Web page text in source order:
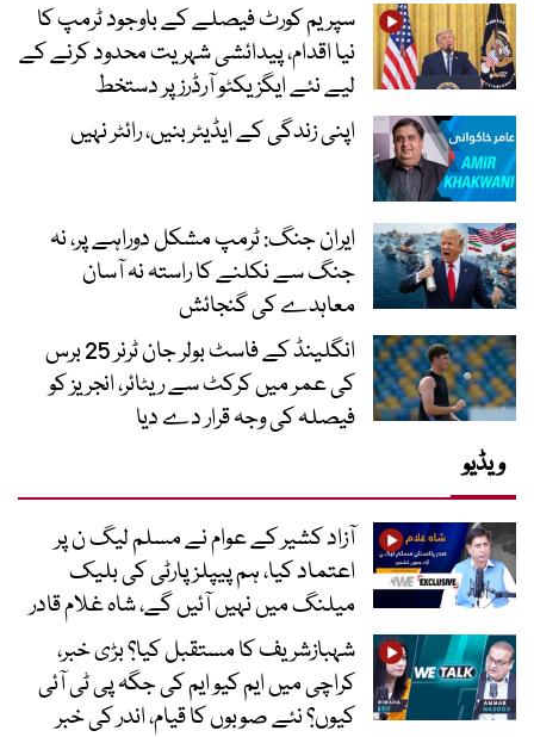
سپریم کورٹ فیصلے کے باوجود ٹرمپ کا
نیا اقدام، پیدائشی شہریت محدود کرنے کے
لیے نئے ایگزیکٹو آرڈرز پر دستخط
اپنی زندگی کے ایڈیٹر بنیں، رائٹر نہیں
ایران جنگ: ٹرمپ مشکل دوراہے پر، نہ
جنگ سے نکلنے کا راستہ نہ آسان
معاہدے کی گنجائش
انگلینڈ کے فاسٹ بولر جان ٹرنر 25 برس
کی عمر میں کرکٹ سے ریٹائر، انجریز کو
فیصلہ کی وجہ قرار دے دیا
ویڈیو
آزاد کشیر کے عوام نے مسلم لیگ ن پر
اعتماد کیا، ہم پیپلز پارٹی کی بلیک
میلنگ میں نہیں آئیں گے، شاہ غلام قادر
شہبازشریف کا مستقبل کیا؟ بڑی خبر،
کراچی میں ایم کیو ایم کی جگہ پی ٹی آئی
کیوں؟ نئے صوبوں کا قیام، اندر کی خبر